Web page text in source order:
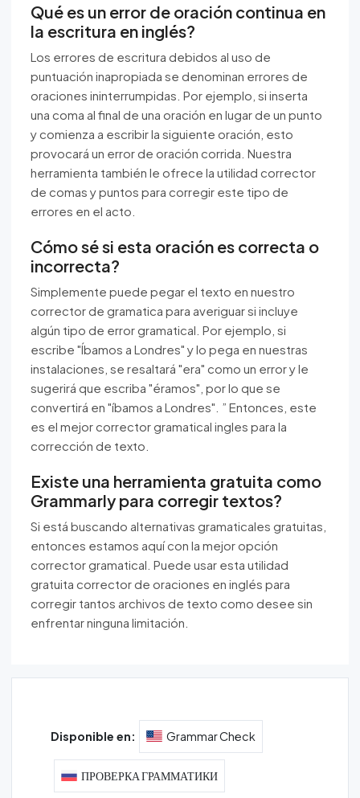
Qué es un error de oración continua en
la escritura en inglés?
Los errores de escritura debidos al uso de
puntuación inapropiada se denominan errores de
oraciones ininterrumpidas. Por ejemplo, si inserta
una coma al final de una oración en lugar de un punto
y comienza a escribir la siguiente oración, esto
provocará un error de oración corrida. Nuestra
herramienta también le ofrece la utilidad corrector
de comas y puntos para corregir este tipo de
errores en el acto.
Cómo sé si esta oración es correcta o
incorrecta?
Simplemente puede pegar el texto en nuestro
corrector de gramatica para averiguar si incluye
algún tipo de error gramatical. Por ejemplo, si
escribe "Íbamos a Londres" y lo pega en nuestras
instalaciones, se resaltará "era" como un error y le
sugerirá que escriba "éramos", por lo que se
convertirá en "íbamos a Londres". ” Entonces, este
es el mejor corrector gramatical ingles para la
corrección de texto.
Existe una herramienta gratuita como
Grammarly para corregir textos?
Si está buscando alternativas gramaticales gratuitas,
entonces estamos aquí con la mejor opción
corrector gramatical. Puede usar esta utilidad
gratuita corrector de oraciones en inglés para
corregir tantos archivos de texto como desee sin
enfrentar ninguna limitación.
Disponible en: Grammar Check
ПРОВЕРКА ГРАММАТИКИ